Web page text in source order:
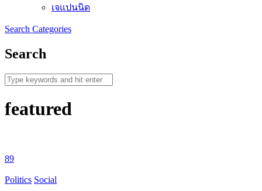
เจแปนนิด
Search Categories
Search
featured
89
Politics Social